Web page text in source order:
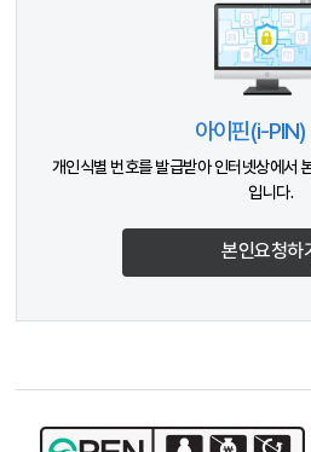
아이핀(i-PIN)
개인식별 번호를 발급받아 인터넷상에서
입니다.
본인요청하